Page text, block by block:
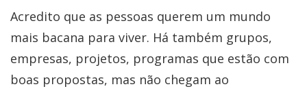
Acredito que as pessoas querem um mundo
mais bacana para viver. Há também grupos,
empresas, projetos, programas que estão com
boas propostas, mas não chegam ao